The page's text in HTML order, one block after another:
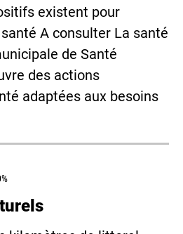
existent pour
A consulter La santé
de Santé
des actions
adaptées aux besoins